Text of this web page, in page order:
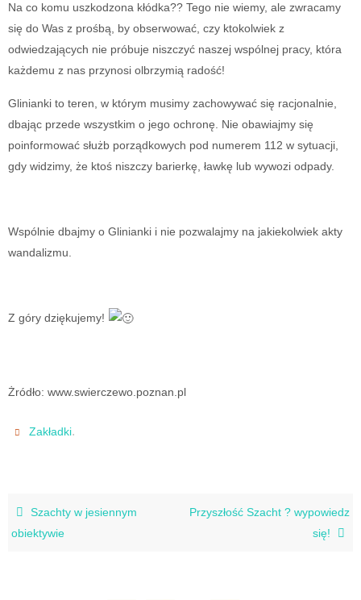
Na co komu uszkodzona kłódka?? Tego nie wiemy, ale zwracamy
się do Was z prośbą, by obserwować, czy ktokolwiek z
odwiedzających nie próbuje niszczyć naszej wspólnej pracy, która
każdemu z nas przynosi olbrzymią radość!
Glinianki to teren, w którym musimy zachowywać się racjonalnie,
dbając przede wszystkim o jego ochronę. Nie obawiajmy się
poinformować służb porządkowych pod numerem 112 w sytuacji,
gdy widzimy, że ktoś niszczy barierkę, ławkę lub wywozi odpady.
Wspólnie dbajmy o Glinianki i nie pozwalajmy na jakiekolwiek akty
wandalizmu.
Z góry dziękujemy!
Żródło: www.swierczewo.poznan.pl
Zakładki.
Szachty w jesiennym
obiektywie
Przyszłość Szacht ? wypowiedz
się!